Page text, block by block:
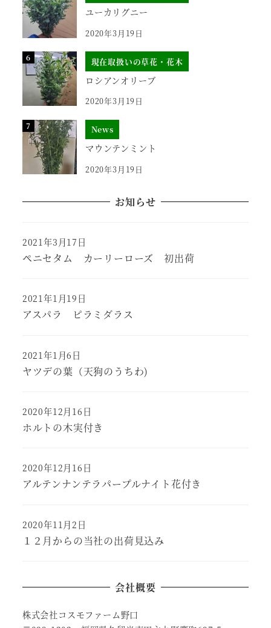
ユーカリグニー
2020年3月19日
現在取扱いの草花・花木
ロシアンオリーブ
2020年3月19日
News
マウンテンミント
2020年3月19日
お知らせ
ペニセタム カーリーローズ 初出荷
2021年3月17日
アスパラ ピラミダラス
2021年1月19日
ヤツデの葉（天狗のうちわ)
2021年1月6日
ホルトの木実付き
2020年12月16日
アルテンナンテラパープルナイト花付き
2020年12月16日
１２月からの当社の出荷見込み
2020年11月2日
会社概要
株式会社コスモファーム野口